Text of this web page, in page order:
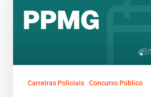
Penal
MG:
Vagas,
ProvasCarreiras Policiais Concurso Público